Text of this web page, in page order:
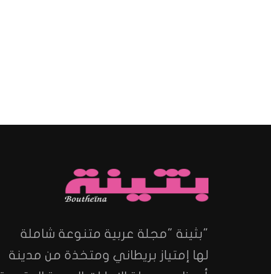
"بثينة "مجلة عربية متنوعة شاملة
لها إمتياز بريطاني ومتخذة من مدينة